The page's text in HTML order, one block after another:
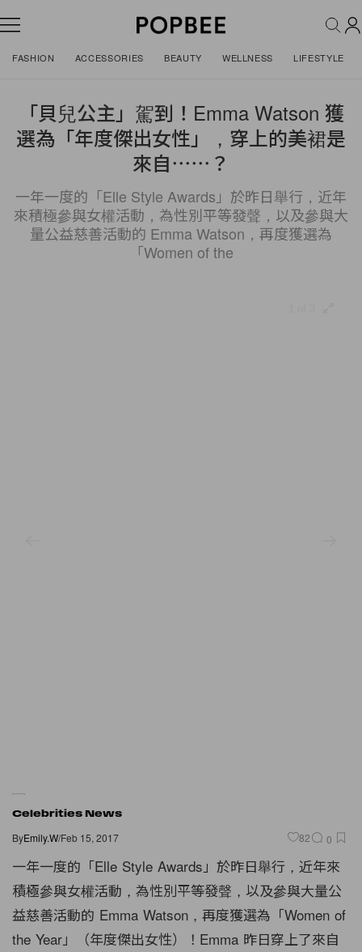
FASHION ACCESSORIES BEAUTY WELLNESS LIFESTYLE
「貝兒公主」駕到！Emma Watson 獲
選為「年度傑出女性」，穿上的美裙是
來自⋯⋯？
一年一度的「Elle Style Awards」於昨日舉行，近年
來積極參與女權活動，為性別平等發聲，以及參與大
量公益慈善活動的 Emma Watson，再度獲選為
「Women of the
Celebrities News
ByEmily.W/Feb 15, 2017 82 0
一年一度的「Elle Style Awards」於昨日舉行，近年來
積極參與女權活動，為性別平等發聲，以及參與大量公
益慈善活動的 Emma Watson，再度獲選為「Women of
the Year」（年度傑出女性）！Emma 昨日穿上了來自